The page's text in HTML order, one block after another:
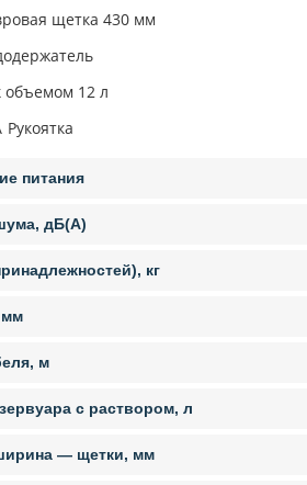
щетка 430 мм
объемом 12 л
Рукоятка
питания
дБ(А)
кг
мм
м
с раствором, л
— щетки, мм